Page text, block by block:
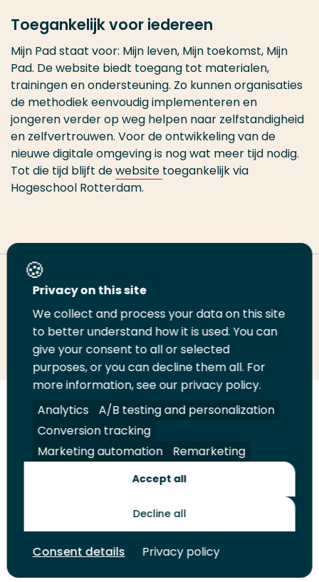
Toegankelijk voor iedereen
Mijn Pad staat voor: Mijn leven, Mijn toekomst, Mijn
Pad. De website biedt toegang tot materialen,
trainingen en ondersteuning. Zo kunnen organisaties
de methodiek eenvoudig implementeren en
jongeren verder op weg helpen naar zelfstandigheid
en zelfvertrouwen. Voor de ontwikkeling van de
nieuwe digitale omgeving is nog wat meer tijd nodig.
Tot die tijd blijft dewebsite toegankelijk via
Hogeschool Rotterdam.
Deel deze pagina
Deel
LinkedIn
Deel
op
Twitter
Deel
op
Facebook
Email
deze
pagina
Print
deze
pagina
Volg
ons
op
LinkedIn
Volg
ons
op
Facebook
Volg
ons
op
YouTube
Volg
ons
op
Instagram
Juridisch Security A-Z Index
Contact
Toekomstmakers
Privacy on this site
We collect and process your data on this site
to better understand how it is used. You can
give your consent to all or selected
purposes, or you can decline them all. For
more information, see our privacy policy.
Analytics
A/B testing and personalization
Conversion tracking
Marketing automation
Remarketing
Accept all
Decline all
Consent details Privacy policy